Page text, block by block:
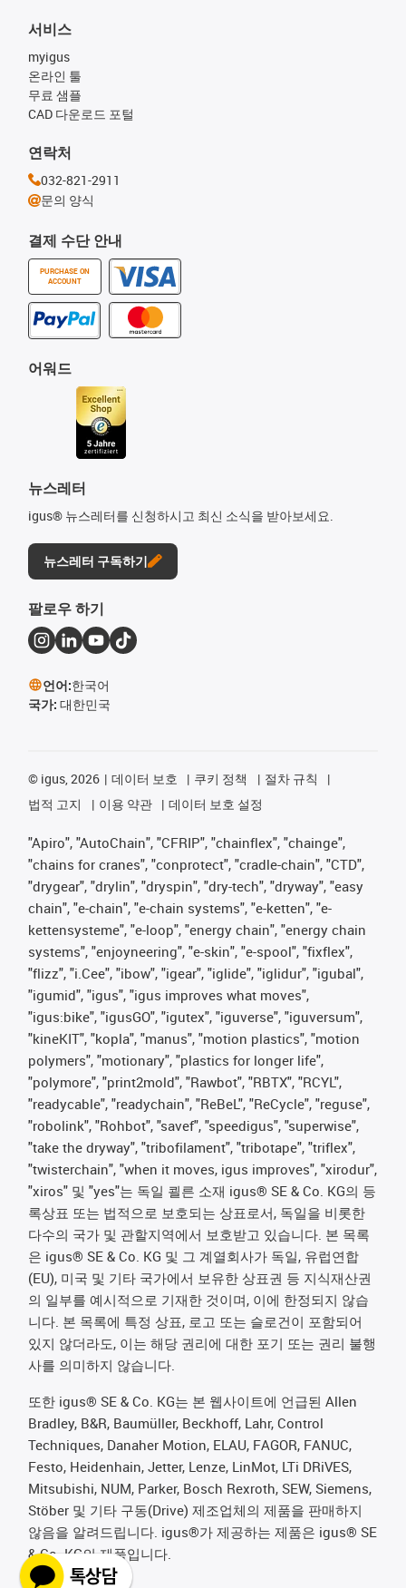
결제 수단 안내
PURCHASE ON
ACCOUNT
서비스
myigus
온라인 툴
무료 샘플
CAD 다운로드 포털
어워드
뉴스레터
igus® 뉴스레터를 신청하시고 최신 소식을 받아보세요.
뉴스레터 구독하기
연락처
032-821-2911
문의 양식
팔로우 하기
언어:한국어
국가: 대한민국
© igus, 2026 데이터 보호 쿠키 정책
절차 규칙
법적 고지
이용 약관 데이터 보호 설정
"Apiro", "AutoChain", "CFRIP", "chainflex", "chainge",
"chains for cranes", "conprotect", "cradle-chain", "CTD",
"drygear", "drylin", "dryspin", "dry-tech", "dryway", "easy
chain", "e-chain", "e-chain systems", "e-ketten", "e-
kettensysteme", "e-loop", "energy chain", "energy chain
systems", "enjoyneering", "e-skin", "e-spool", "fixflex",
"flizz", "i.Cee", "ibow", "igear", "iglide", "iglidur", "igubal",
"igumid", "igus", "igus improves what moves",
"igus:bike", "igusGO", "igutex", "iguverse", "iguversum",
"kineKIT", "kopla", "manus", "motion plastics", "motion
polymers", "motionary", "plastics for longer life",
"polymore", "print2mold", "Rawbot", "RBTX", "RCYL",
"readycable", "readychain", "ReBeL", "ReCycle", "reguse",
"robolink", "Rohbot", "savef", "speedigus", "superwise",
"take the dryway", "tribofilament", "tribotape", "triflex",
"twisterchain", "when it moves, igus improves", "xirodur",
"xiros" 및 "yes"는 독일 쾰른 소재 igus® SE & Co. KG의 등
록상표 또는 법적으로 보호되는 상표로서, 독일을 비롯한
다수의 국가 및 관할지역에서 보호받고 있습니다. 본 목록
은 igus® SE & Co. KG 및 그 계열회사가 독일, 유럽연합
(EU), 미국 및 기타 국가에서 보유한 상표권 등 지식재산권
의 일부를 예시적으로 기재한 것이며, 이에 한정되지 않습
니다. 본 목록에 특정 상표, 로고 또는 슬로건이 포함되어
있지 않더라도, 이는 해당 권리에 대한 포기 또는 권리 불행
사를 의미하지 않습니다.
또한 igus® SE & Co. KG는 본 웹사이트에 언급된 Allen
Bradley, B&R, Baumüller, Beckhoff, Lahr, Control
Techniques, Danaher Motion, ELAU, FAGOR, FANUC,
Festo, Heidenhain, Jetter, Lenze, LinMot, LTi DRiVES,
Mitsubishi, NUM, Parker, Bosch Rexroth, SEW, Siemens,
Stöber 및 기타 구동(Drive) 제조업체의 제품을 판매하지
않음을 알려드립니다. igus®가 제공하는 제품은 igus® SE
& Co. KG의 제품입니다.